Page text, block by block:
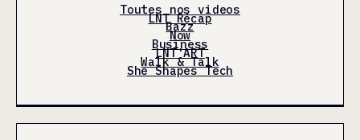
Toutes nos videos
LNT Récap
Bazz
Now
Business
LNT'ART
Walk & Talk
She Shapes Tech